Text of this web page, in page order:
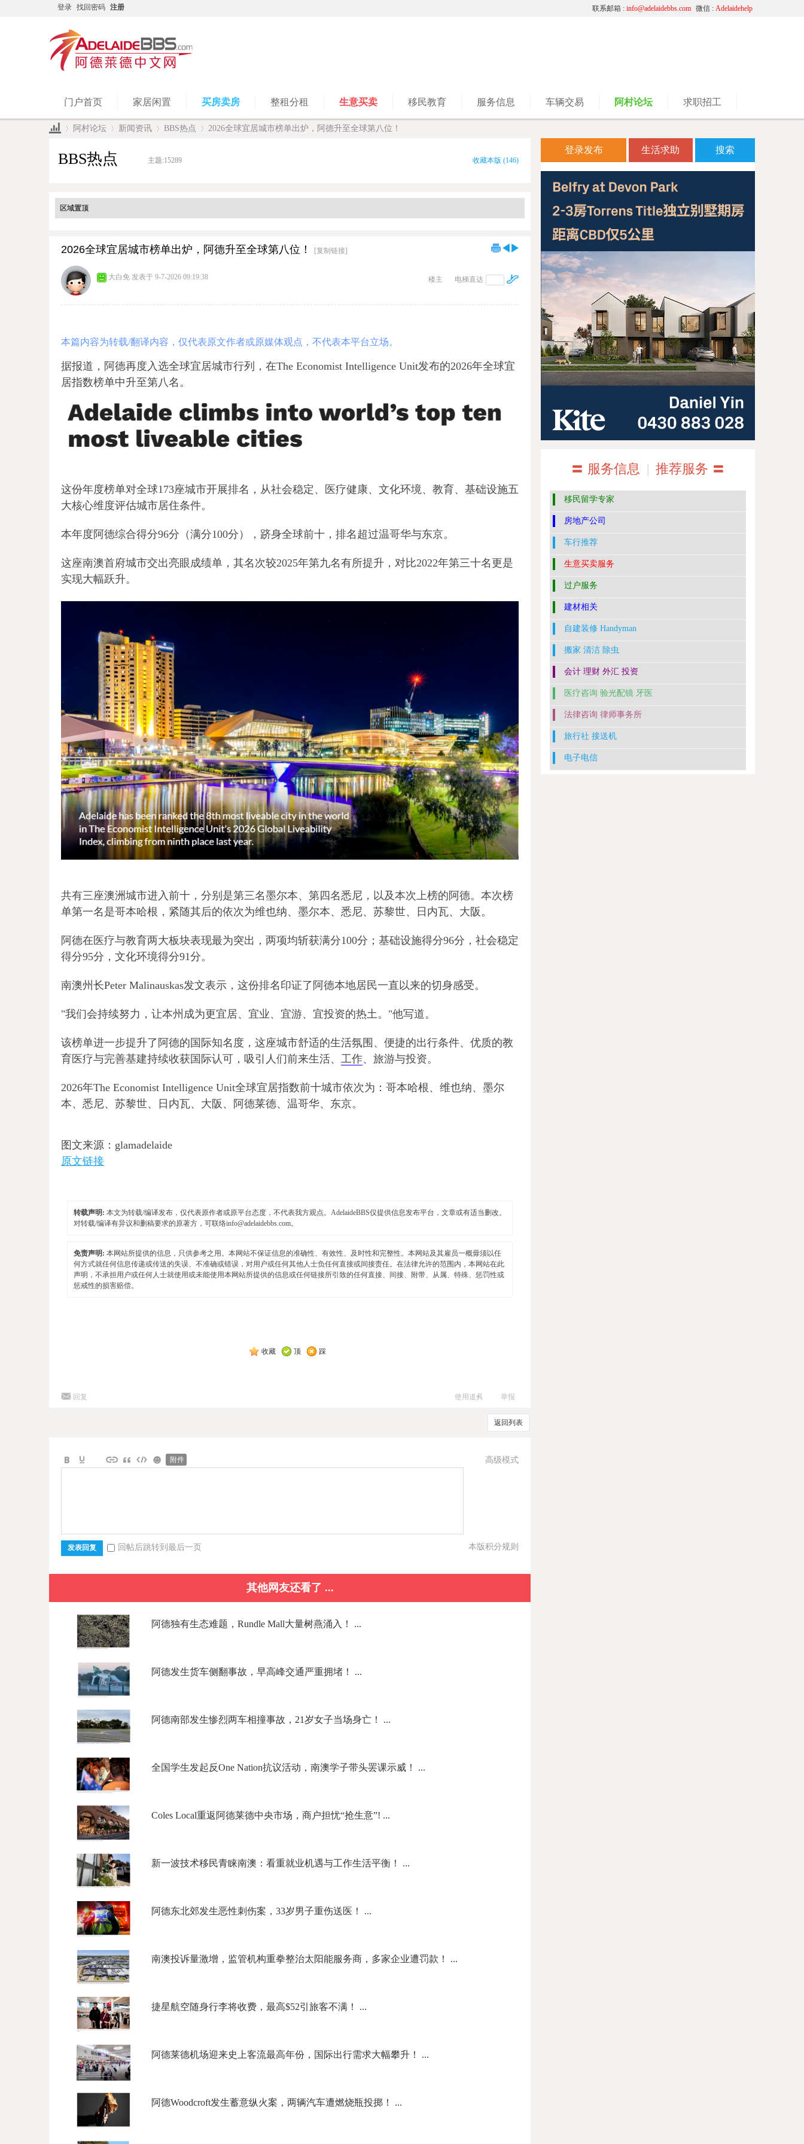
登录 找回密码 注册 微信 : Adelaidehelp
联系邮箱 : info@adelaidebbs.com
门户首页 家居闲置 买房卖房 整租分租 生意买卖 移民教育 服务信息 车辆交易 阿村论坛 求职招工
阿村论坛 新闻资讯 BBS热点 2026全球宜居城市榜单出炉，阿德升至全球第八位！
BBS热点 主题:15289 收藏本版 (146)
区域置顶
2026全球宜居城市榜单出炉，阿德升至全球第八位！ [复制链接]
电梯直达
楼主
大白免 发表于 9-7-2026 09:19:38
本篇内容为转载/翻译内容，仅代表原文作者或原媒体观点，不代表本平台立场。
据报道，阿德再度入选全球宜居城市行列，在The Economist Intelligence Unit发布的2026年全球宜
居指数榜单中升至第八名。
这份年度榜单对全球173座城市开展排名，从社会稳定、医疗健康、文化环境、教育、基础设施五
大核心维度评估城市居住条件。
本年度阿德综合得分96分（满分100分），跻身全球前十，排名超过温哥华与东京。
这座南澳首府城市交出亮眼成绩单，其名次较2025年第九名有所提升，对比2022年第三十名更是
实现大幅跃升。
共有三座澳洲城市进入前十，分别是第三名墨尔本、第四名悉尼，以及本次上榜的阿德。本次榜
单第一名是哥本哈根，紧随其后的依次为维也纳、墨尔本、悉尼、苏黎世、日内瓦、大阪。
阿德在医疗与教育两大板块表现最为突出，两项均斩获满分100分；基础设施得分96分，社会稳定
得分95分，文化环境得分91分。
南澳州长Peter Malinauskas发文表示，这份排名印证了阿德本地居民一直以来的切身感受。
"我们会持续努力，让本州成为更宜居、宜业、宜游、宜投资的热土。"他写道。
该榜单进一步提升了阿德的国际知名度，这座城市舒适的生活氛围、便捷的出行条件、优质的教
育医疗与完善基建持续收获国际认可，吸引人们前来生活、 工作、旅游与投资。
2026年The Economist Intelligence Unit全球宜居指数前十城市依次为：哥本哈根、维也纳、墨尔
本、悉尼、苏黎世、日内瓦、大阪、阿德莱德、温哥华、东京。
图文来源：glamadelaide
原文链接
转载声明: 本文为转载/编译发布，仅代表原作者或原平台态度，不代表我方观点。AdelaideBBS仅提供信息发布平台，文章或有适当删改。
对转载/编译有异议和删稿要求的原著方，可联络info@adelaidebbs.com。
免责声明: 本网站所提供的信息，只供参考之用。本网站不保证信息的准确性、有效性、及时性和完整性。本网站及其雇员一概毋须以任
何方式就任何信息传递或传送的失误、不准确或错误，对用户或任何其他人士负任何直接或间接责任。在法律允许的范围内，本网站在此
声明，不承担用户或任何人士就使用或未能使用本网站所提供的信息或任何链接所引致的任何直接、间接、附带、从属、特殊、惩罚性或
惩戒性的损害赔偿。
收藏 顶 踩
回复 使用道具 举报
返回列表
高级模式
附件
本版积分规则
发表回复 回帖后跳转到最后一页
其他网友还看了 ...
阿德独有生态难题，Rundle Mall大量树燕涌入！ ...
阿德发生货车侧翻事故，早高峰交通严重拥堵！ ...
阿德南部发生惨烈两车相撞事故，21岁女子当场身亡！ ...
全国学生发起反One Nation抗议活动，南澳学子带头罢课示威！ ...
Coles Local重返阿德莱德中央市场，商户担忧“抢生意”! ...
新一波技术移民青睐南澳：看重就业机遇与工作生活平衡！ ...
阿德东北郊发生恶性刺伤案，33岁男子重伤送医！ ...
南澳投诉量激增，监管机构重拳整治太阳能服务商，多家企业遭罚款！ ...
捷星航空随身行李将收费，最高$52引旅客不满！ ...
阿德莱德机场迎来史上客流最高年份，国际出行需求大幅攀升！ ...
阿德Woodcroft发生蓄意纵火案，两辆汽车遭燃烧瓶投掷！ ...
登录发布 生活求助 搜索
〓 服务信息 | 推荐服务 〓
移民留学专家
房地产公司
车行推荐
生意买卖服务
过户服务
建材相关
自建装修 Handyman
搬家 清洁 除虫
会计 理财 外汇 投资
医疗咨询 验光配镜 牙医
法律咨询 律师事务所
旅行社 接送机
电子电信